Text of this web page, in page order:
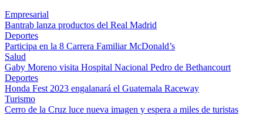
Empresarial
Bantrab lanza productos del Real Madrid
Deportes
Participa en la 8 Carrera Familiar McDonald’s
Salud
Gaby Moreno visita Hospital Nacional Pedro de Bethancourt
Deportes
Honda Fest 2023 engalanará el Guatemala Raceway
Turismo
Cerro de la Cruz luce nueva imagen y espera a miles de turistas